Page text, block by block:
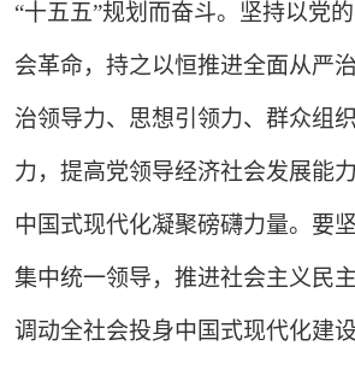
“十五五”规划而奋斗。坚持以党
会革命，持之以恒推进全面从严
治领导力、思想引领力、群众组
力，提高党领导经济社会发展能
中国式现代化凝聚磅礴力量。要
集中统一领导，推进社会主义民
调动全社会投身中国式现代化建